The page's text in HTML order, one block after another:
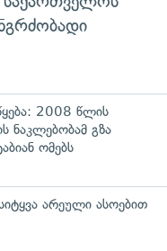
2008 წლის
ნაკლებობამ გზა
ომებს
არეული ასოებით